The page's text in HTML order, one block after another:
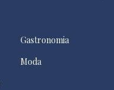
Gastronomia
Moda